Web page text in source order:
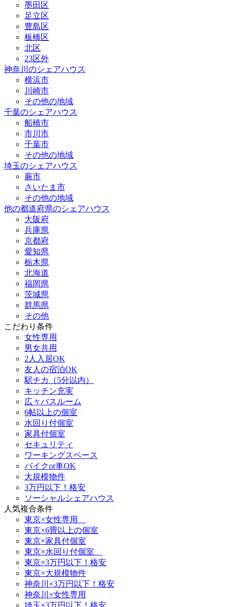
墨田区
足立区
豊島区
板橋区
北区
23区外
神奈川のシェアハウス
横浜市
川崎市
その他の地域
千葉のシェアハウス
船橋市
市川市
千葉市
その他の地域
埼玉のシェアハウス
蕨市
さいたま市
その他の地域
他の都道府県のシェアハウス
大阪府
兵庫県
京都府
愛知県
栃木県
北海道
福岡県
茨城県
群馬県
その他
こだわり条件
女性専用
男女共用
2人入居OK
友人の宿泊OK
駅チカ（5分以内）
キッチン充実
広々バスルーム
6帖以上の個室
水回り付個室
家具付個室
セキュリティ
ワーキングスペース
バイクor車OK
大規模物件
3万円以下！格安
ソーシャルシェアハウス
人気複合条件
東京×女性専用
東京×6畳以上の個室
東京×家具付個室
東京×水回り付個室
東京×3万円以下！格安
東京×大規模物件
神奈川×3万円以下！格安
神奈川×女性専用